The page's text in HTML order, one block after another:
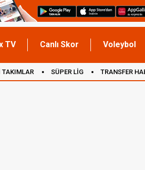
TV Canlı Skor Voleybol
TAKIMLAR SÜPER LİG TRANSFER